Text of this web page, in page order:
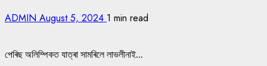
ADMIN August 5, 2024 1 min read
পেৰিছ অলিম্পিকত যাত্ৰা সামৰিলে লাভলীনাই...